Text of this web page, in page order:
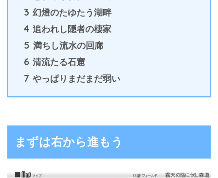
3 幻燈のたゆたう湖畔
4 追われし隠者の棲家
5 満ちし流水の回廊
6 清流たる石窟
7 やっぱりまだまだ弱い
まずは右から進もう